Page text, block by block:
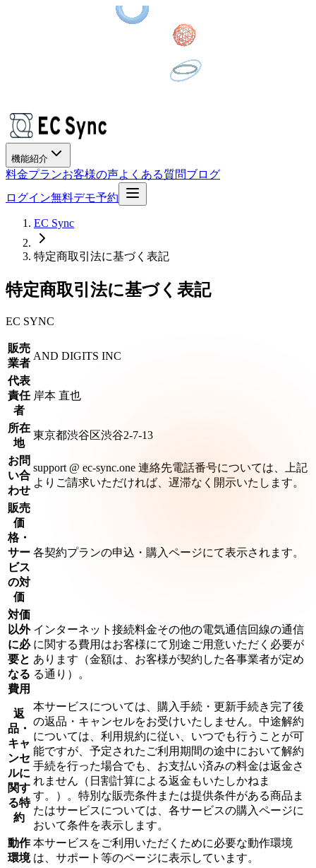
機能紹介
料金プランお客様の声よくある質問ブログ
ログイン無料デモ予約
EC Sync
特定商取引法に基づく表記
特定商取引法に基づく表記
EC SYNC
販売
業者
AND DIGITS INC
代表
責任
者
岸本 直也
所在
地
東京都渋谷区渋谷2-7-13
お問
い合
わせ
support @ ec-sync.one 連絡先電話番号については、上記
よりご請求いただければ、遅滞なく開示いたします。
販売
価
格・
サー
ビス
の対
価
各契約プランの申込・購入ページにて表示されます。
対価
以外
に必
要と
なる
費用
インターネット接続料金その他の電気通信回線の通信
に関する費用はお客様にて別途ご用意いただく必要が
あります（金額は、お客様が契約した各事業者が定め
る通り）。
返
品・
キャ
ンセ
ルに
関す
る特
約
本サービスについては、購入手続・更新手続き完了後
の返品・キャンセルをお受けいたしません。中途解約
については、利用規約に従い、いつでも行うことが可
能ですが、予定されたご利用期間の途中において解約
手続を行った場合でも、お支払い済みの料金は返金さ
れません（日割計算による返金もいたしかねま
す。）。特別な販売条件または提供条件がある商品ま
たはサービスについては、各サービスの購入ページに
おいて条件を表示します。
動作
環境
本サービスをご利用いただくために必要な動作環境
は、サポート等のページに表示しています。